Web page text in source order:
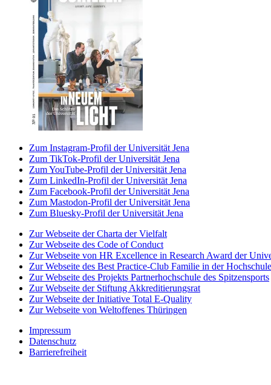
Zum Instagram-Profil der Universität Jena
Zum TikTok-Profil der Universität Jena
Zum YouTube-Profil der Universität Jena
Zum LinkedIn-Profil der Universität Jena
Zum Facebook-Profil der Universität Jena
Zum Mastodon-Profil der Universität Jena
Zum Bluesky-Profil der Universität Jena
Zur Webseite der Charta der Vielfalt
Zur Webseite des Code of Conduct
Zur Webseite von HR Excellence in Research Award der
Zur Webseite des Best Practice-Club Familie in der Hochschule
Zur Webseite des Projekts Partnerhochschule des Spitzensports
Zur Webseite der Stiftung Akkreditierungsrat
Zur Webseite der Initiative Total E-Quality
Zur Webseite von Weltoffenes Thüringen
Impressum
Datenschutz
Barrierefreiheit